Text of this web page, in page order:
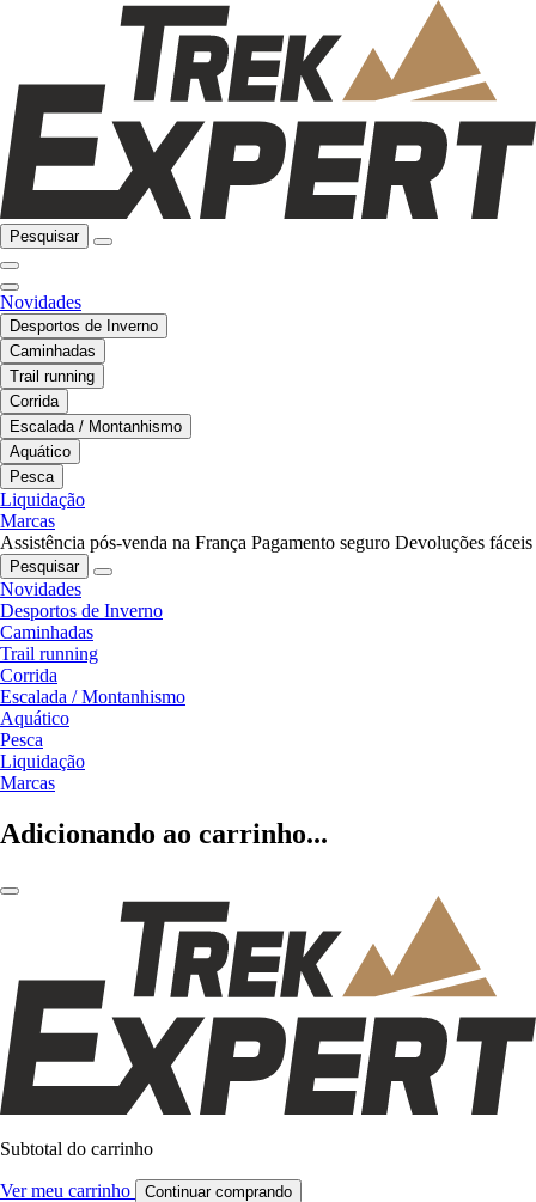
Pesquisar
Novidades
Desportos de Inverno
Caminhadas
Trail running
Corrida
Escalada / Montanhismo
Aquático
Pesca
Liquidação
Marcas
Assistência pós-venda na França Pagamento seguro Devoluções fáceis
Pesquisar
Novidades
Desportos de Inverno
Caminhadas
Trail running
Corrida
Escalada / Montanhismo
Aquático
Pesca
Liquidação
Marcas
Adicionando ao carrinho...
Subtotal do carrinho
Ver meu carrinho Continuar comprando